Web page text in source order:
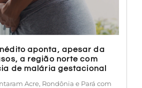
aponta, apesar da
a região norte com
de malária gestacional
Acre, Rondônia e Pará com